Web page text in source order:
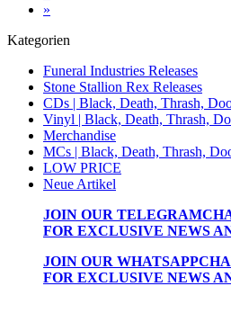
»
Kategorien
Funeral Industries Releases
Stone Stallion Rex Releases
CDs | Black, Death, Thrash,
Vinyl | Black, Death, Thrash,
Merchandise
MCs | Black, Death, Thrash,
LOW PRICE
Neue Artikel
JOIN OUR
FOR EXCLUSIVE NEWS
JOIN OUR
FOR EXCLUSIVE NEWS